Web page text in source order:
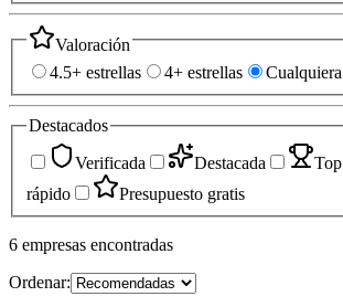
Valoración
4.5+ estrellas
4+ estrellas Cualquiera
Destacados
Verificada
Destacada Top
rápido
Presupuesto gratis
6 empresas encontradas
Ordenar: